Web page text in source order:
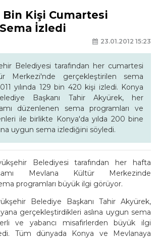
Bin Kişi Cumartesi
İzledi
23.01.2012 15:23
Belediyesi tarafından her cumartesi
Merkezi'nde gerçekleştirilen sema
yılında 129 bin 420 kişi izledi. Konya
Başkanı Tahir Akyürek, her
düzenlenen sema programları ve
ile birlikte Konya'da yılda 200 bine
uygun sema izlediğini söyledi.
Belediyesi tarafından her hafta
Mevlana Kültür Merkezinde
programları büyük ilgi görüyor.
Belediye Başkanı Tahir Akyürek,
gerçekleştirdikleri aslına uygun sema
ve yabancı misafirlerden büyük ilgi
Tüm dünyada Konya ve Mevlanaya